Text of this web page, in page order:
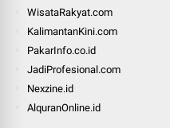
WisataRakyat.com
KalimantanKini.com
PakarInfo.co.id
JadiProfesional.com
Nexzine.id
AlquranOnline.id